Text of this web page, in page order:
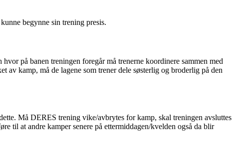
begynne sin trening presis.
på banen treningen foregår må trenerne koordinere sammen med
av kamp, må de lagene som trener dele søsterlig og broderlig på den
Må DERES trening vike/avbrytes for kamp, skal treningen avsluttes
til at andre kamper senere på ettermiddagen/kvelden også da blir